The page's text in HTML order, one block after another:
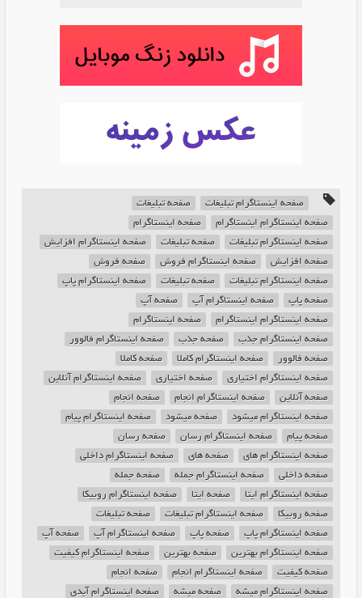
صفحه اینستاگرام تبلیغات
صفحه تبلیغات
صفحه اینستاگرام اینستاگرام
صفحه اینستاگرام
صفحه اینستاگرام تبلیغات
صفحه تبلیغات
صفحه اینستاگرام افزایش
صفحه افزایش
صفحه اینستاگرام فروش
صفحه فروش
صفحه اینستاگرام تبلیغات
صفحه تبلیغات
صفحه اینستاگرام پاپ
صفحه پاپ
صفحه اینستاگرام آپ
صفحه آپ
صفحه اینستاگرام اینستاگرام
صفحه اینستاگرام
صفحه اینستاگرام جذب
صفحه جذب
صفحه اینستاگرام فالوور
صفحه فالوور
صفحه اینستاگرام کاملا
صفحه کاملا
صفحه اینستاگرام اختیاری
صفحه اختیاری
صفحه اینستاگرام آنلاین
صفحه آنلاین
صفحه اینستاگرام انجام
صفحه انجام
صفحه اینستاگرام میشود
صفحه میشود
صفحه اینستاگرام پیام
صفحه پیام
صفحه اینستاگرام رسان
صفحه رسان
صفحه اینستاگرام های
صفحه های
صفحه اینستاگرام داخلی
صفحه داخلی
صفحه اینستاگرام جمله
صفحه جمله
صفحه اینستاگرام ایتا
صفحه ایتا
صفحه اینستاگرام روبیکا
صفحه روبیکا
صفحه اینستاگرام تبلیغات
صفحه تبلیغات
صفحه اینستاگرام پاپ
صفحه پاپ صفحه اینستاگرام آپ
صفحه آپ
صفحه اینستاگرام بهترین
صفحه بهترین
صفحه اینستاگرام کیفیت
صفحه کیفیت
صفحه اینستاگرام انجام
صفحه انجام
صفحه اینستاگرام میشه
صفحه میشه صفحه اینستاگرام آیدی